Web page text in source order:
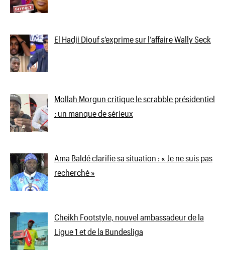
El Hadji Diouf s’exprime sur l’affaire Wally Seck
Mollah Morgun critique le scrabble présidentiel
: un manque de sérieux
Ama Baldé clarifie sa situation : « Je ne suis pas
recherché »
Cheikh Footstyle, nouvel ambassadeur de la
Ligue 1 et de la Bundesliga